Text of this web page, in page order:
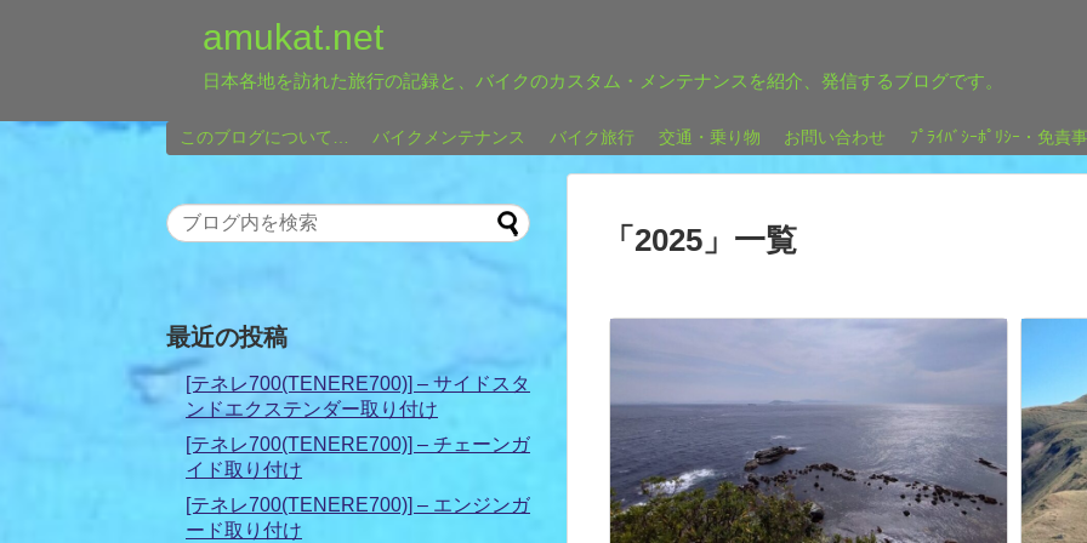
amukat.net
日本各地を訪れた旅行の記録と、バイクのカスタム・メンテナンスを紹介、発信するブログです。
このブログについて… バイクメンテナンス バイク旅行 交通・乗り物 お問い合わせ ﾌﾟﾗｲﾊﾞｼｰﾎﾟﾘｼｰ・免責
「 2025 」 一覧
最近の投稿
[テネレ700(TENERE700)] – サイドスタ
ンドエクステンダー取り付け
[テネレ700(TENERE700)] – チェーンガ
イド取り付け
[テネレ700(TENERE700)] – エンジンガ
ード取り付け